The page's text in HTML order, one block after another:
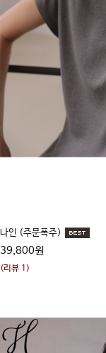
나인 (주문폭주)
39,800원
(리뷰 1)